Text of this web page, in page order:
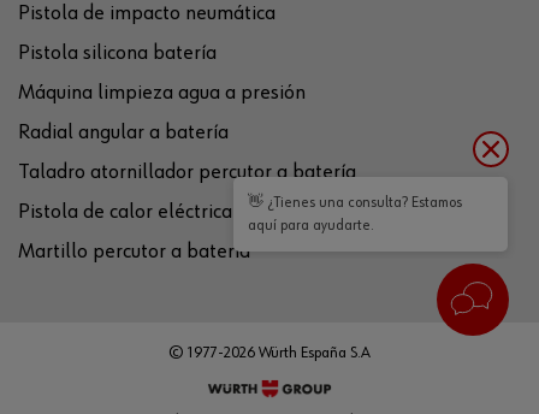
Pistola de impacto neumática
Pistola silicona batería
Máquina limpieza agua a presión
Radial angular a batería
Taladro atornillador percutor a batería
Pistola de calor eléctrica
Martillo percutor a batería
© 1977-2026 Würth España S.A
👋 ¿Tienes una consulta? Estamos
aquí para ayudarte.